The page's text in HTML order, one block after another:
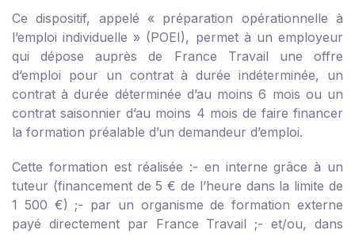
Ce dispositif, appelé « préparation opérationnelle à
l’emploi individuelle » (POEI), permet à un employeur
qui dépose auprès de France Travail une offre
d’emploi pour un contrat à durée indéterminée, un
contrat à durée déterminée d’au moins 6 mois ou un
contrat saisonnier d’au moins 4 mois de faire financer
la formation préalable d’un demandeur d’emploi.
Cette formation est réalisée :- en interne grâce à un
tuteur (financement de 5 € de l’heure dans la limite de
1 500 €) ;- par un organisme de formation externe
payé directement par France Travail ;- et/ou, dans